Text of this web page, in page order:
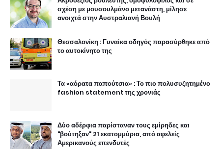
σχέση με μουσουλμάνο μετανάστη, μίλησε
ανοιχτά στην Αυστραλιανή Βουλή
Θεσσαλονίκη : Γυναίκα οδηγός παρασύρθηκε από
το αυτοκίνητο της
Τα «αόρατα παπούτσια» : Το πιο πολυσυζητημένο
fashion statement της χρονιάς
Δύο αδέρφια παρίσταναν τους εμίρηδες και
"βούτηξαν" 21 εκατομμύρια, από αφελείς
Αμερικανούς επενδυτές